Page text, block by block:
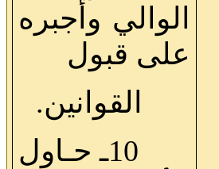
الوالي وأجبره
على قبول
القوانين.
10ـ حـاول